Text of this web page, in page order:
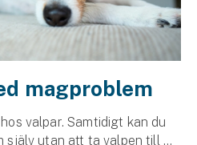
magproblem
valpar. Samtidigt kan du
själv utan att ta valpen till en